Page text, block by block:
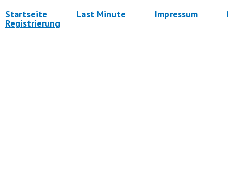
Startseite Last Minute Impressum
Registrierung